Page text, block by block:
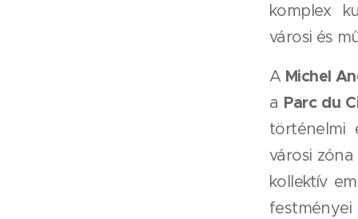
komplex
városi és
A Michel
a Parc du
történelmi
városi
kollektív